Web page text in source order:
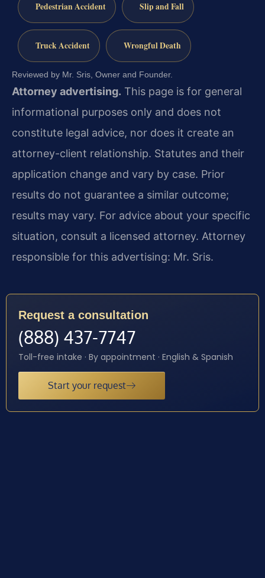
Pedestrian Accident Slip and Fall
Truck Accident Wrongful Death
Reviewed by Mr. Sris, Owner and Founder.
Attorney advertising. This page is for general
informational purposes only and does not
constitute legal advice, nor does it create an
attorney-client relationship. Statutes and their
application change and vary by case. Prior
results do not guarantee a similar outcome;
results may vary. For advice about your specific
situation, consult a licensed attorney. Attorney
responsible for this advertising: Mr. Sris.
Request a consultation
(888) 437-7747
Toll-free intake · By appointment · English & Spanish
Start your request